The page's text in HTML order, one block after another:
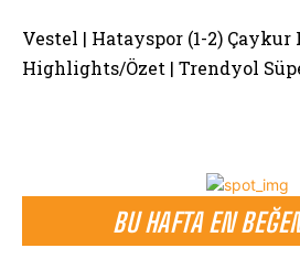
BU HAFTA EN
Vestel | Hatayspor (1-2) Çaykur
Highlights/Özet | Trendyol